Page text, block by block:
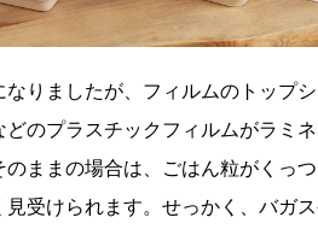
りましたが、フィルムのトップ
のプラスチックフィルムがラミ
ままの場合は、ごはん粒がくっ
受けられます。せっかく、バガ